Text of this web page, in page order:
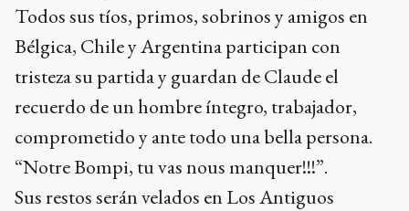
Todos sus tíos, primos, sobrinos y amigos en
Bélgica, Chile y Argentina participan con
tristeza su partida y guardan de Claude el
recuerdo de un hombre íntegro, trabajador,
comprometido y ante todo una bella persona.
“Notre Bompi, tu vas nous manquer!!!”.
Sus restos serán velados en Los Antiguos